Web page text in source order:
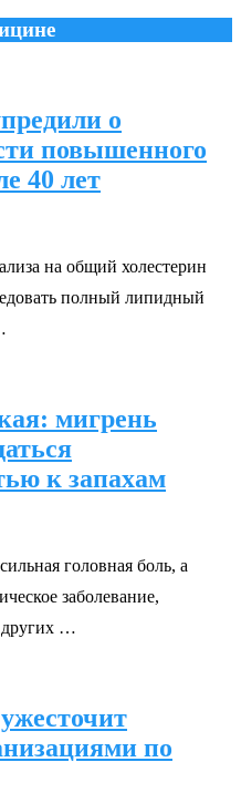
о
повышенного
40 лет
на общий холестерин
полный липидный
мигрень
к запахам
головная боль, а
заболевание,
других …
по